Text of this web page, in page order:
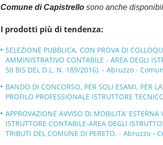
Comune di Capistrellosono anche
I prodotti più di tendenza:
SELEZIONE PUBBLICA, CON PROVA DI
AMMINISTRATIVO CONTABILE - AREA DEGLI
50 BIS DEL D.L. N. 189/2016). - Abruzzo -
BANDO DI CONCORSO, PER SOLI ESAMI, PER
PROFILO PROFESSIONALE ISTRUTTORE
APPROVAZIONE AVVISO DI MOBILITA’
ISTRUTTORE CONTABILE-AREA DEGLI
TRIBUTI DEL COMUNE DI PERETO. - Abruzzo -